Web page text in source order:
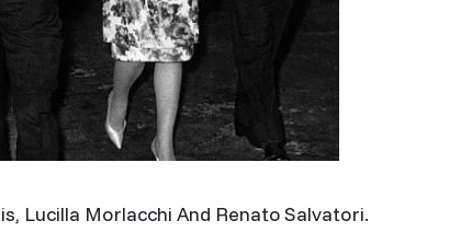
Lucilla Morlacchi And Renato Salvatori.